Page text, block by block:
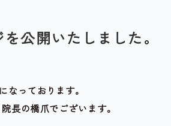
公開いたしました。
なっております。
長の橋爪でございます。